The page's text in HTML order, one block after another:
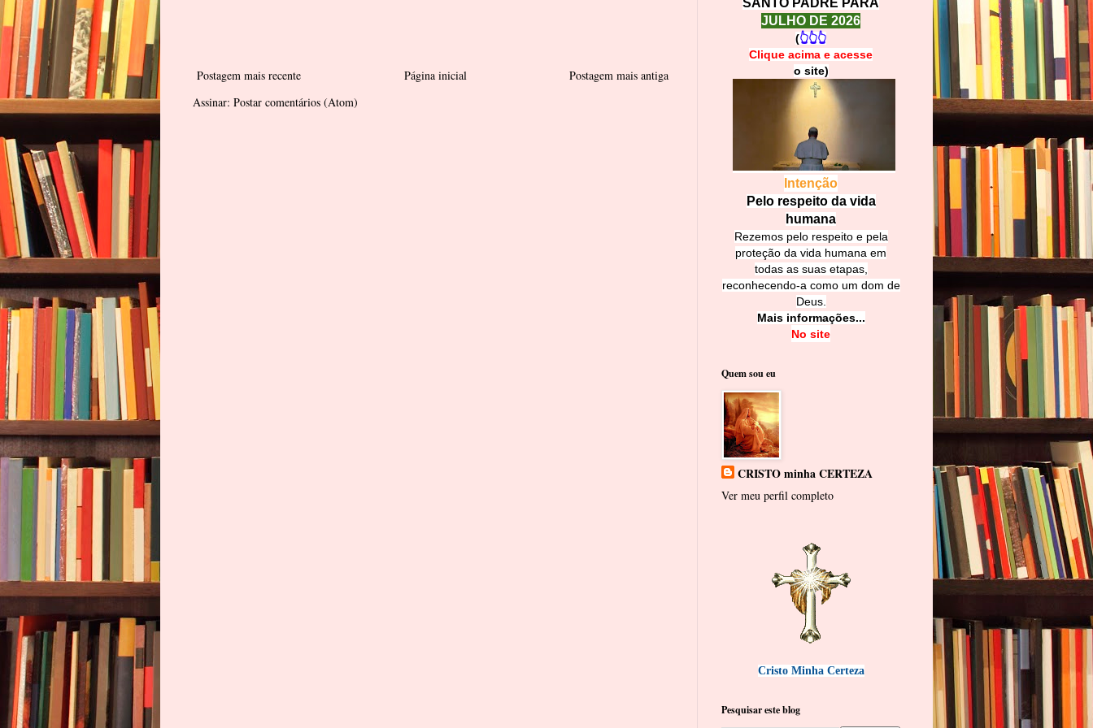
Postagem mais recente Postagem mais antiga
Página inicial
Assinar: Postar comentários (Atom)
SANTO PADRE PARA
JULHO DE 2026
(👆👆👆
Clique acima e acesse
o site)
Intenção
Pelo respeito da vida
humana
Rezemos pelo respeito e pela
proteção da vida humana em
todas as suas etapas,
reconhecendo-a como um dom de
Deus.
Mais informações...
No site
Quem sou eu
CRISTO minha CERTEZA
Ver meu perfil completo
Cristo Minha Certeza
Pesquisar este blog